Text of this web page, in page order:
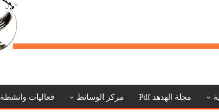
مجلة الهدهد Pdf مركز الوسائط فعاليات وانشطة